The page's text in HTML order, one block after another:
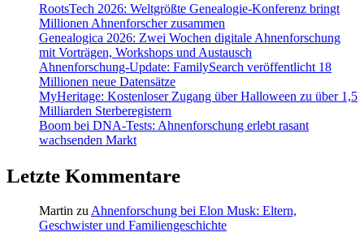
RootsTech 2026: Weltgrößte Genealogie-Konferenz bringt
Millionen Ahnenforscher zusammen
Genealogica 2026: Zwei Wochen digitale Ahnenforschung
mit Vorträgen, Workshops und Austausch
Ahnenforschung-Update: FamilySearch veröffentlicht 18
Millionen neue Datensätze
MyHeritage: Kostenloser Zugang über Halloween zu über 1,5
Milliarden Sterberegistern
Boom bei DNA-Tests: Ahnenforschung erlebt rasant
wachsenden Markt
Letzte Kommentare
Martin zuAhnenforschung bei Elon Musk: Eltern,
Geschwister und Familiengeschichte